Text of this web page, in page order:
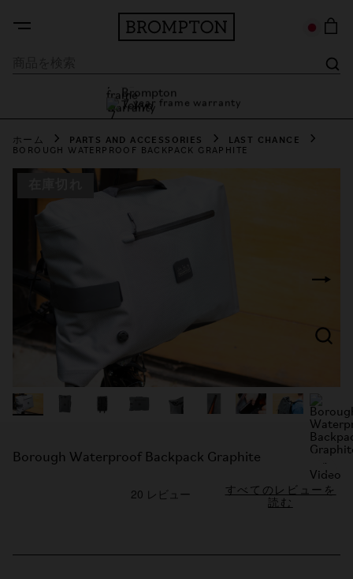
7 year frame warranty
ホーム PARTS AND ACCESSORIES LAST CHANCE
BOROUGH WATERPROOF BACKPACK GRAPHITE
Borough Waterproof Backpack Graphite
すべてのレビューを
読む